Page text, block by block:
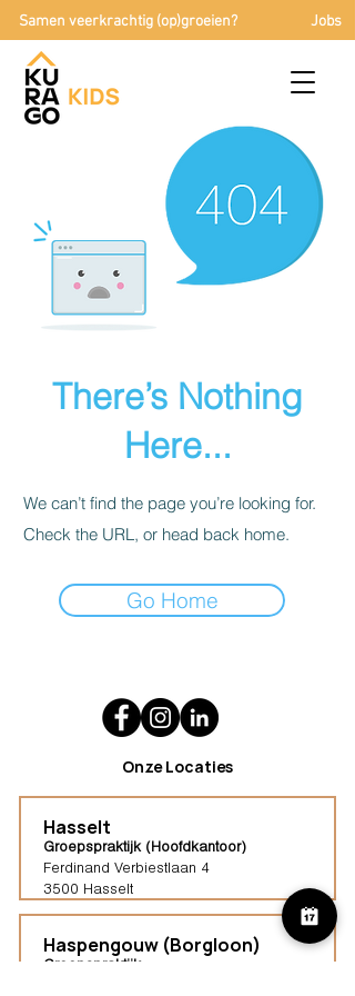
Samen veerkrachtig (op)groeien? Jobs
There’s Nothing
Here...
We can’t find the page you’re looking for.
Check the URL, or head back home.
Go Home
Onze Locaties
Hasselt
Groepspraktijk (Hoofdkantoor)
Ferdinand Verbiestlaan 4
3500 Hasselt
Haspengouw (Borgloon)